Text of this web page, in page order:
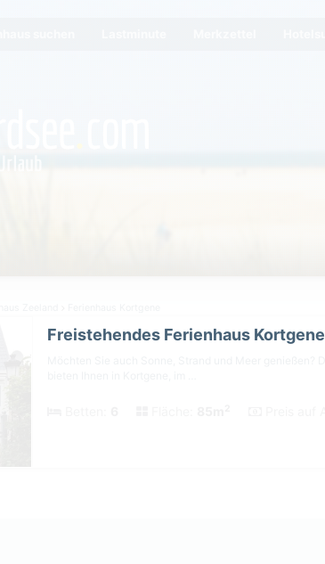
Freistehendes Ferienhaus Kortgene